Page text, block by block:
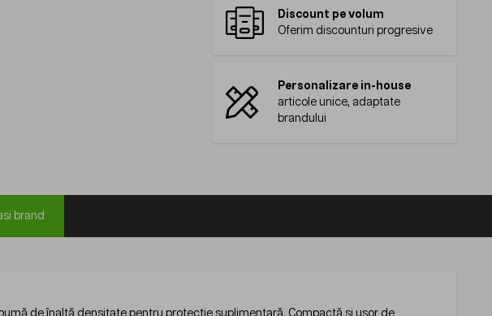
Discount pe volum
Oferim discounturi progresive
Personalizare in-house
articole unice, adaptate
brandului
brand